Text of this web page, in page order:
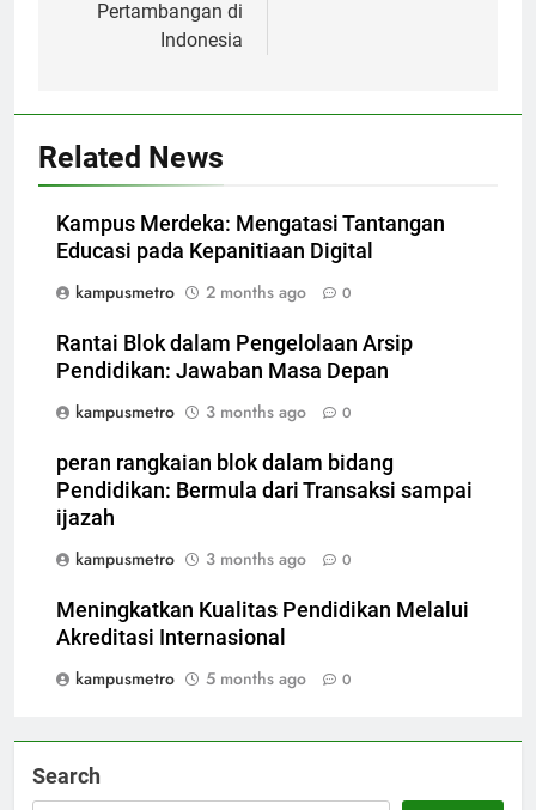
Pertambangan di
Indonesia
Related News
Kampus Merdeka: Mengatasi Tantangan
Educasi pada Kepanitiaan Digital
kampusmetro
2 months ago 0
Rantai Blok dalam Pengelolaan Arsip
Pendidikan: Jawaban Masa Depan
kampusmetro
3 months ago 0
peran rangkaian blok dalam bidang
Pendidikan: Bermula dari Transaksi sampai
ijazah
kampusmetro
3 months ago 0
Meningkatkan Kualitas Pendidikan Melalui
Akreditasi Internasional
kampusmetro
5 months ago 0
Search